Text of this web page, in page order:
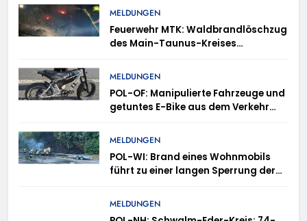
MELDUNGEN
Feuerwehr MTK: Waldbrandlöschzug
des Main-Taunus-Kreises
Rheingau-Taunus-Kreis – Rund 45
schwierigem Gelände die Flanken
des Brandgebietes
MELDUNGEN
POL-OF: Manipulierte Fahrzeuge und
getuntes E-Bike aus dem Verkehr
gleich mehrere Verstöße auf
MELDUNGEN
POL-WI: Brand eines Wohnmobils
führt zu einer langen Sperrung der
MELDUNGEN